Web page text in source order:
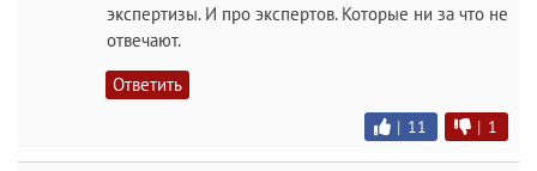
экспертизы. И про экспертов. Которые ни за что не
отвечают.
Ответить
| 11 | 1